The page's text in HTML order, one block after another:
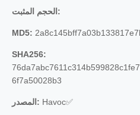
الحجم المثبت:
MD5:
SHA256:
6f7a50028b3
المصدر: Havoc✅